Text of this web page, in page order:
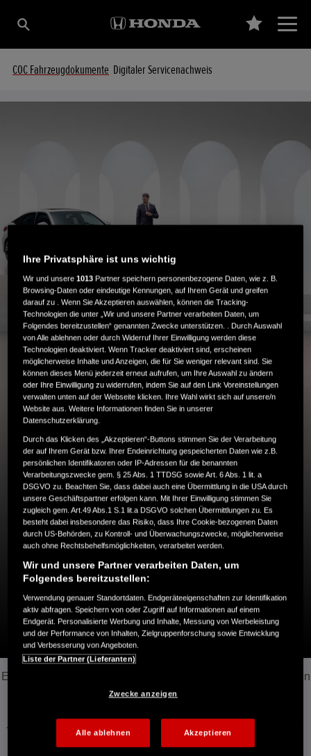
COC Fahrzeugdokumente Digitaler Servicenachweis
COC/FAHRZEUG-
DOKUMENTE
Einfache Bestellung der
COC/Fahrzeugdokumente über die unten
stehenden Links.
Erste COC-fähige Fahrzeuge mit EG-Typgenehmigung wurden
im Automobilsektor ab 1995 in den Markt gebracht, erste
jeweils ca. fünf Jahren, gab es parallel Modelle mit und ohne
COC Möglichkeit.
Ihre Privatsphäre ist uns wichtig
Wir und unsere1013 Partner speichern personenbezogene Daten, wie z. B.
Browsing-Daten oder eindeutige Kennungen, auf Ihrem Gerät und greifen
darauf zu . Wenn Sie Akzeptieren auswählen, können die Tracking-
Technologien die unter „Wir und unsere Partner verarbeiten Daten, um
Folgendes bereitzustellen“ genannten Zwecke unterstützen. . Durch Auswahl
von Alle ablehnen oder durch Widerruf Ihrer Einwilligung werden diese
Technologien deaktiviert. Wenn Tracker deaktiviert sind, erscheinen
möglicherweise Inhalte und Anzeigen, die für Sie weniger relevant sind. Sie
können dieses Menü jederzeit erneut aufrufen, um Ihre Auswahl zu ändern
oder Ihre Einwilligung zu widerrufen, indem Sie auf den Link Voreinstellungen
verwalten unten auf der Webseite klicken. Ihre Wahl wirkt sich auf unsere/n
Website aus. Weitere Informationen finden Sie in unserer
Datenschutzerklärung.
Durch das Klicken des „Akzeptieren“-Buttons stimmen Sie der Verarbeitung
der auf Ihrem Gerät bzw. Ihrer Endeinrichtung gespeicherten Daten wie z.B.
persönlichen Identifikatoren oder IP-Adressen für die benannten
Verarbeitungszwecke gem. § 25 Abs. 1 TTDSG sowie Art. 6 Abs. 1 lit. a
DSGVO zu. Beachten Sie, dass dabei auch eine Übermittlung in die USA durch
unsere Geschäftspartner erfolgen kann. Mit Ihrer Einwilligung stimmen Sie
zugleich gem. Art.49 Abs.1 S.1 lit.a DSGVO solchen Übermittlungen zu. Es
besteht dabei insbesondere das Risiko, dass Ihre Cookie-bezogenen Daten
durch US-Behörden, zu Kontroll- und Überwachungszwecke, möglicherweise
auch ohne Rechtsbehelfsmöglichkeiten, verarbeitet werden.
Wir und unsere Partner verarbeiten Daten, um
Folgendes bereitzustellen:
Verwendung genauer Standortdaten. Endgeräteeigenschaften zur Identifikation
aktiv abfragen. Speichern von oder Zugriff auf Informationen auf einem
Endgerät. Personalisierte Werbung und Inhalte, Messung von Werbeleistung
und der Performance von Inhalten, Zielgruppenforschung sowie Entwicklung
und Verbesserung von Angeboten.
Liste der Partner (Lieferanten)
Zwecke anzeigen
Alle ablehnen Akzeptieren